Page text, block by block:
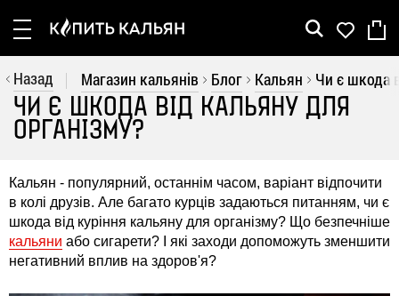
Рус
Укр
Кальяни
Шахти
Колби
Аксесуари
Вугілля
Назад Магазин кальянів Блог Кальян Чи є шкода
ЧИ Є ШКОДА ВІД КАЛЬЯНУ ДЛЯ
ОРГАНІЗМУ?
Кальян - популярний, останнім часом, варіант відпочити
в колі друзів. Але багато курців задаються питанням, чи є
шкода від куріння кальяну для організму? Що безпечніше
кальяни або сигарети? І які заходи допоможуть зменшити
негативний вплив на здоров'я?